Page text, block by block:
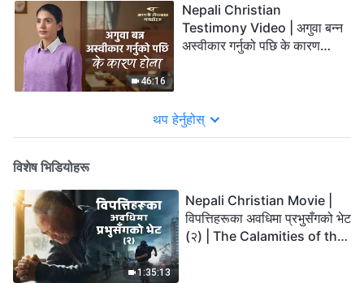
46:16
Nepali Christian
Testimony Video | अगुवा बन्न
अस्वीकार गर्नुको पछि के कारण
थप हेर्नुहोस्
विशेष भिडियोहरू
1:35:13
Nepali Christian Movie |
विपत्तिहरूका अवधिमा प्रभुसँगको भेट
(२) | The Calamities of the